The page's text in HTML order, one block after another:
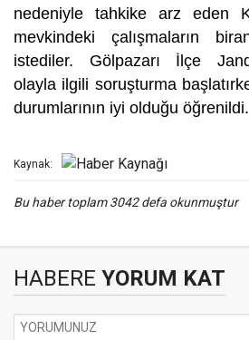
nedeniyle tahkike arz eden
mevkindeki çalışmaların
istediler. Gölpazarı İlçe
olayla ilgili soruşturma
durumlarının iyi olduğu öğrenildi.
Kaynak:
Bu haber toplam 3042 defa okunmuştur
HABERE YORUM KAT